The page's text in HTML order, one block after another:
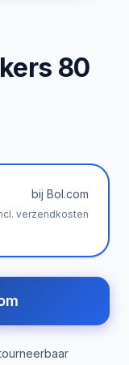
80
bij Bol.com
verzendkosten